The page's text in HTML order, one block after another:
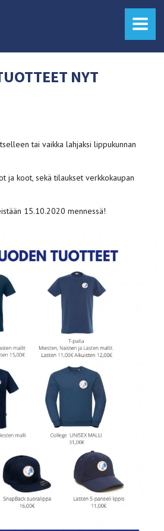
MENU
NYT
tai vaikka lahjaksi lippukunnan
ja koot, sekä tilaukset verkkokaupan
15.10.2020 mennessä!